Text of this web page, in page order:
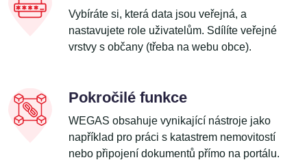
Vybíráte si, která data jsou veřejná, a
nastavujete role uživatelům. Sdílíte veřejné
vrstvy s občany (třeba na webu obce).
Pokročilé funkce
WEGAS obsahuje vynikající nástroje jako
například pro práci s katastrem nemovitostí
nebo připojení dokumentů přímo na portálu.